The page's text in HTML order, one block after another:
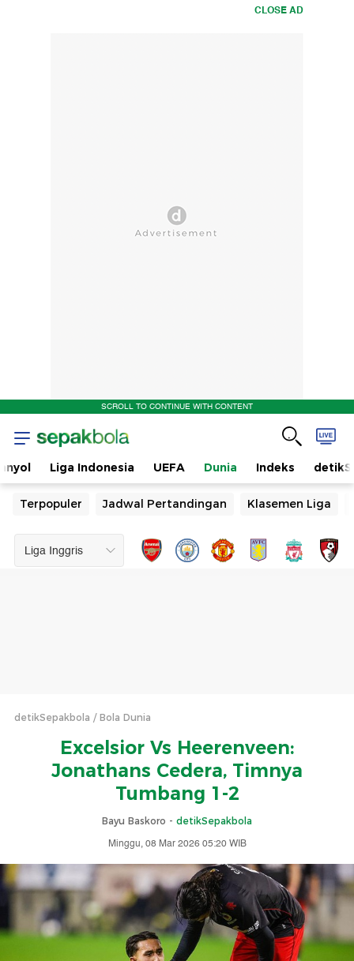
CLOSE AD
SCROLL TO CONTINUE WITH CONTENT
Liga Indonesia UEFA Dunia Indeks
Terpopuler Jadwal Pertandingan Klasemen Liga
detikSepakbola Bola Dunia
Excelsior Vs Heerenveen:
Jonathans Cedera, Timnya
Tumbang 1-2
Bayu Baskoro - detikSepakbola
Minggu, 08 Mar 2026 05:20 WIB